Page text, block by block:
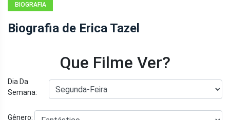
BIOGRAFIA
Biografia de Erica Tazel
Que Filme Ver?
Dia Da
Semana:
Gênero: